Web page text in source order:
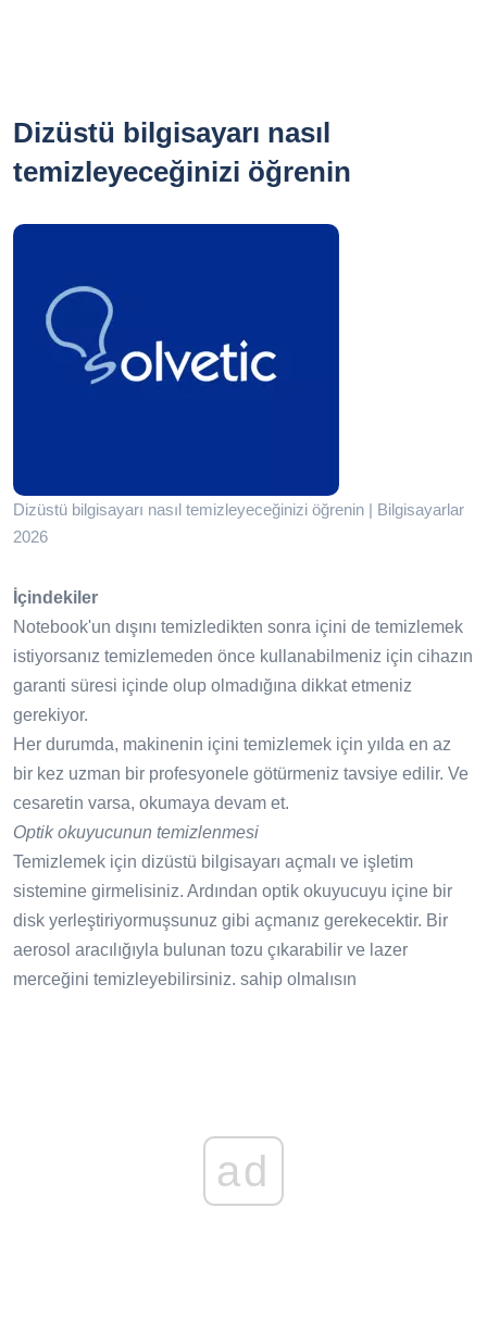
Dizüstü bilgisayarı nasıl
temizleyeceğinizi öğrenin
Dizüstü bilgisayarı nasıl temizleyeceğinizi öğrenin | Bilgisayarlar
2026
İçindekiler
Notebook'un dışını temizledikten sonra içini de temizlemek
istiyorsanız temizlemeden önce kullanabilmeniz için cihazın
garanti süresi içinde olup olmadığına dikkat etmeniz
gerekiyor.
Her durumda, makinenin içini temizlemek için yılda en az
bir kez uzman bir profesyonele götürmeniz tavsiye edilir. Ve
cesaretin varsa, okumaya devam et.
Optik okuyucunun temizlenmesi
Temizlemek için dizüstü bilgisayarı açmalı ve işletim
sistemine girmelisiniz. Ardından optik okuyucuyu içine bir
disk yerleştiriyormuşsunuz gibi açmanız gerekecektir. Bir
aerosol aracılığıyla bulunan tozu çıkarabilir ve lazer
merceğini temizleyebilirsiniz. sahip olmalısın
ad